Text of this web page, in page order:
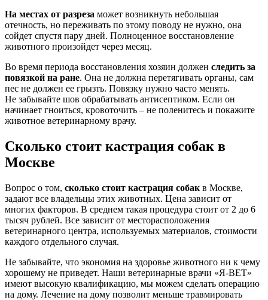
На местах от разреза может возникнуть небольшая
отечность, но переживать по этому поводу не нужно, она
сойдет спустя пару дней. Полноценное восстановление
животного произойдет через месяц.
Во время периода восстановления хозяин должен следить за
повязкой на ране. Она не должна перетягивать органы, сам
пес не должен ее грызть. Повязку нужно часто менять.
Не забывайте шов обрабатывать антисептиком. Если он
начинает гноиться, кровоточить – не поленитесь и покажите
животное ветеринарному врачу.
Сколько стоит кастрация собак в
Москве
Вопрос о том, сколько стоит кастрация собак в Москве,
задают все владельцы этих животных. Цена зависит от
многих факторов. В среднем такая процедура стоит от 2 до 6
тысяч рублей. Все зависит от месторасположения
ветеринарного центра, используемых материалов, стоимости
каждого отдельного случая.
Не забывайте, что экономия на здоровье животного ни к чему
хорошему не приведет. Наши ветеринарные врачи «Я-ВЕТ»
имеют высокую квалификацию, мы можем сделать операцию
на дому. Лечение на дому позволит меньше травмировать